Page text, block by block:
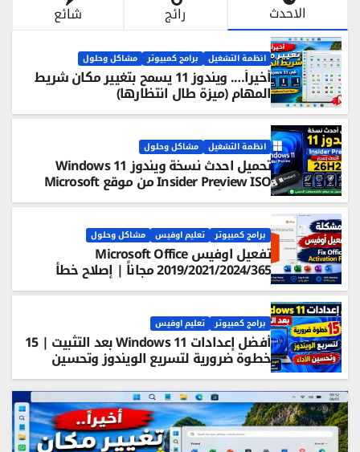
الاحدث رائج شائع
انظمة التشغيل برامج كمبيوتر مشاكل وحلول
أخيراً…. ويندوز 11 يسمح بتغيير مكان شريط
المهام (ميزة طال انتظارها)
انظمة التشغيل مشاكل وحلول
تحميل احدث نسخة ويندوز Windows 11
Insider Preview ISO من موقع Microsoft
الرسمي أحدث إصدار 26H2
برامج كمبيوتر تعليم اوفيس مشاكل وحلول
تفعيل اوفيس Microsoft Office
2019/2021/2024/365 مجاناً | إصلاح خطأ
فشل تفعيل المنتج
برامج كمبيوتر تعليم اوفيس
أفضل إعدادات Windows 11 بعد التثبيت | 15
خطوة ضرورية لتسريع الويندوز وتحسين
الأداء